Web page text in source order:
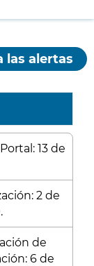
las alertas
13 de
2 de
de
6 de